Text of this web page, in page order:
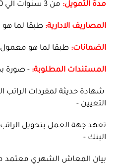
مدة التمويل: من 3 سنوات الي 10 سنوات
المصاريف الادارية: طبقا لما
الضمانات: طبقا لما هو معمول
المستندات المطلوبة: - صورة
شهادة حديثة لمفردات
التعيين -
تعهد جهة العمل بتحويل
البنك -
بيان المعاش الشهري معتمد